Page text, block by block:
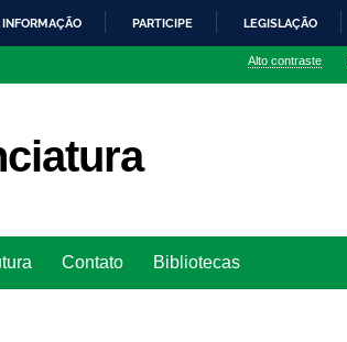
PARTICIPE LEGISLAÇÃO
Alto contraste
Contato Bibliotecas